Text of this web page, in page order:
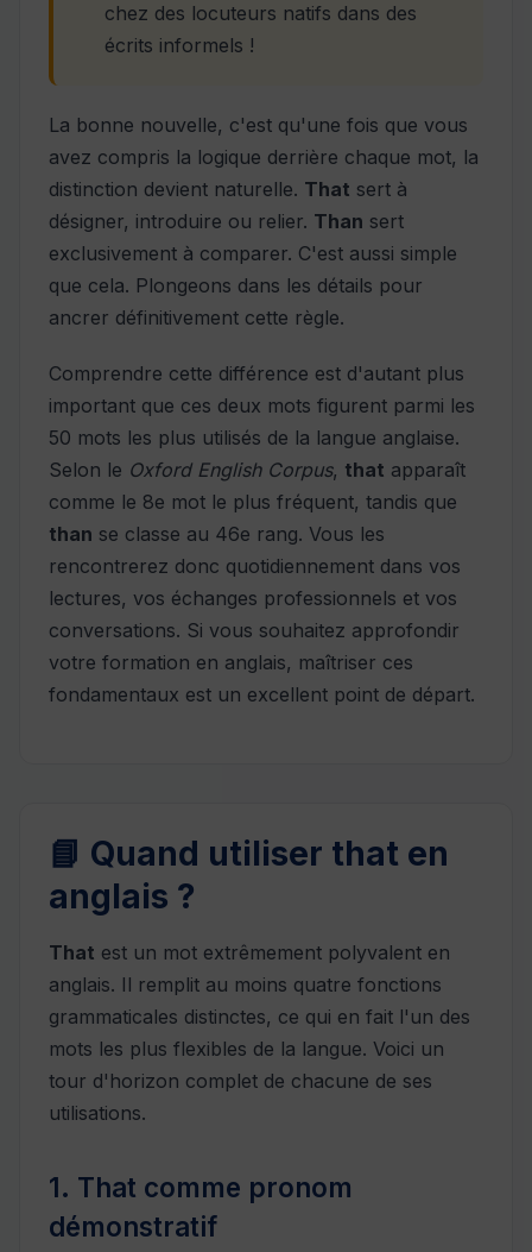
chez des locuteurs natifs dans des
écrits informels !
La bonne nouvelle, c'est qu'une fois que vous
avez compris la logique derrière chaque mot, la
distinction devient naturelle. That sert à
désigner, introduire ou relier. Than sert
exclusivement à comparer. C'est aussi simple
que cela. Plongeons dans les détails pour
ancrer définitivement cette règle.
Comprendre cette différence est d'autant plus
important que ces deux mots figurent parmi les
50 mots les plus utilisés de la langue anglaise.
Selon le Oxford English Corpus, that apparaît
comme le 8e mot le plus fréquent, tandis que
than se classe au 46e rang. Vous les
rencontrerez donc quotidiennement dans vos
lectures, vos échanges professionnels et vos
conversations. Si vous souhaitez approfondir
votre formation en anglais, maîtriser ces
fondamentaux est un excellent point de départ.
📘 Quand utiliser that en
anglais ?
That est un mot extrêmement polyvalent en
anglais. Il remplit au moins quatre fonctions
grammaticales distinctes, ce qui en fait l'un des
mots les plus flexibles de la langue. Voici un
tour d'horizon complet de chacune de ses
utilisations.
1. That comme pronom
démonstratif